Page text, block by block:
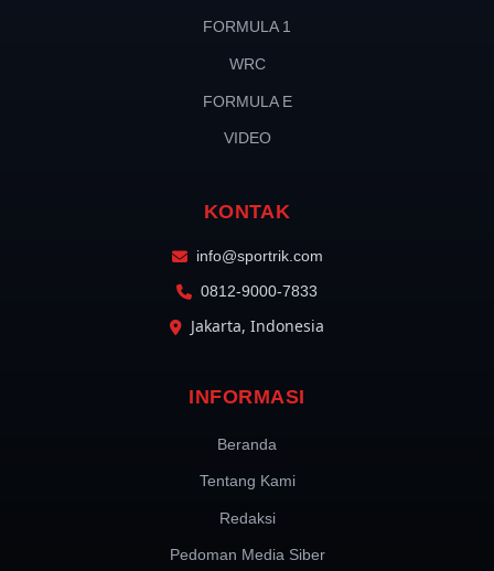
FORMULA 1
WRC
FORMULA E
VIDEO
KONTAK
info@sportrik.com
0812-9000-7833
Jakarta, Indonesia
INFORMASI
Beranda
Tentang Kami
Redaksi
Pedoman Media Siber